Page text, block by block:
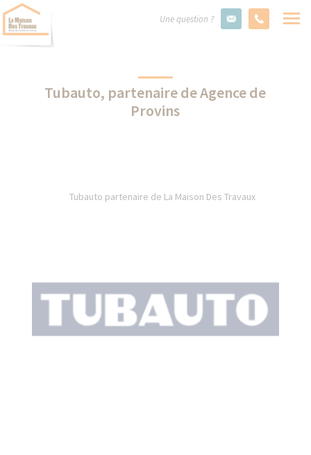
Une question ?
Tubauto, partenaire de Agence de
Provins
Tubauto partenaire de La Maison Des Travaux